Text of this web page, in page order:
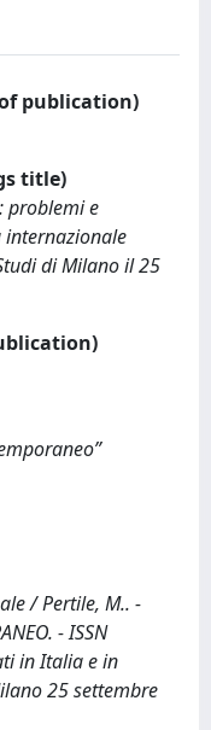
publication)
title)
problemi e
internazionale
di Milano il 25
/ Pertile, M.. -
- ISSN
in Italia e in
25 settembre